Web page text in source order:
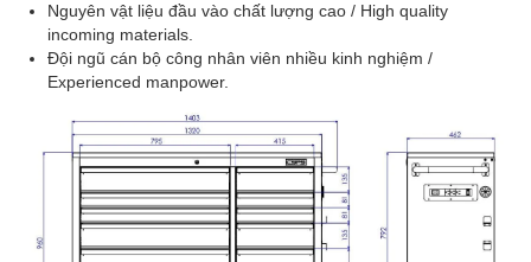
Nguyên vật liệu đầu vào chất lượng cao / High quality
incoming materials.
Đội ngũ cán bộ công nhân viên nhiều kinh nghiệm /
Experienced manpower.